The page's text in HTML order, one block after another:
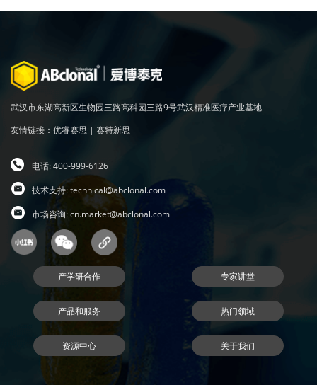
武汉市东湖高新区生物园三路高科园三路9号武汉精准医疗产业基地
友情链接： 优睿赛思 | 赛特新思
电话: 400-999-6126
技术支持:technical@abclonal.com
市场咨询:cn.market@abclonal.com
产学研合作 专家讲堂
产品和服务 热门领域
资源中心 关于我们